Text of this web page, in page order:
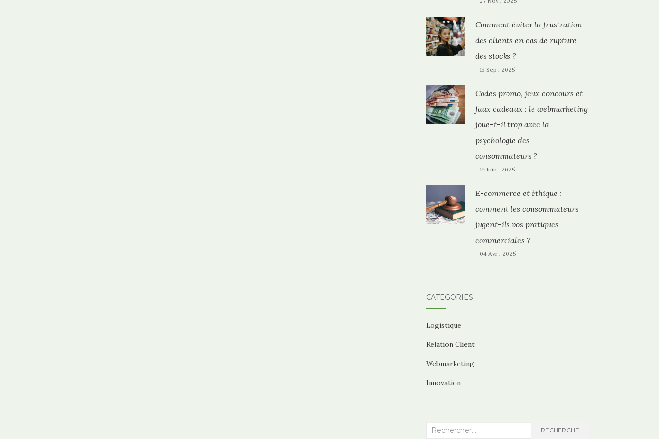
Comment éviter la frustration
des clients en cas de rupture
des stocks ?
- 15 Sep , 2025
Codes promo, jeux concours et
faux cadeaux : le webmarketing
joue-t-il trop avec la
psychologie des
consommateurs ?
- 19 Juin , 2025
E-commerce et éthique :
comment les consommateurs
jugent-ils vos pratiques
commerciales ?
- 04 Avr , 2025
CATÉGORIES
Logistique
Relation Client
Webmarketing
Innovation
Recherche
RECHERCHE